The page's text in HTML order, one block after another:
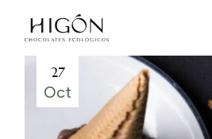
content
27
Oct